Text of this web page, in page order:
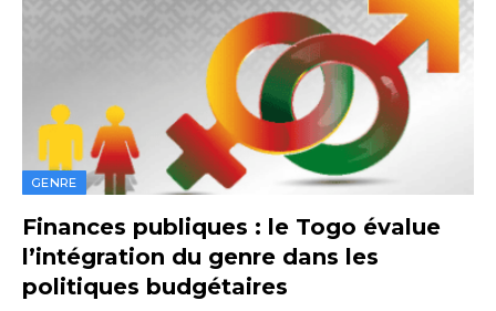
GENRE
Finances publiques : le Togo évalue
l’intégration du genre dans les
politiques budgétaires